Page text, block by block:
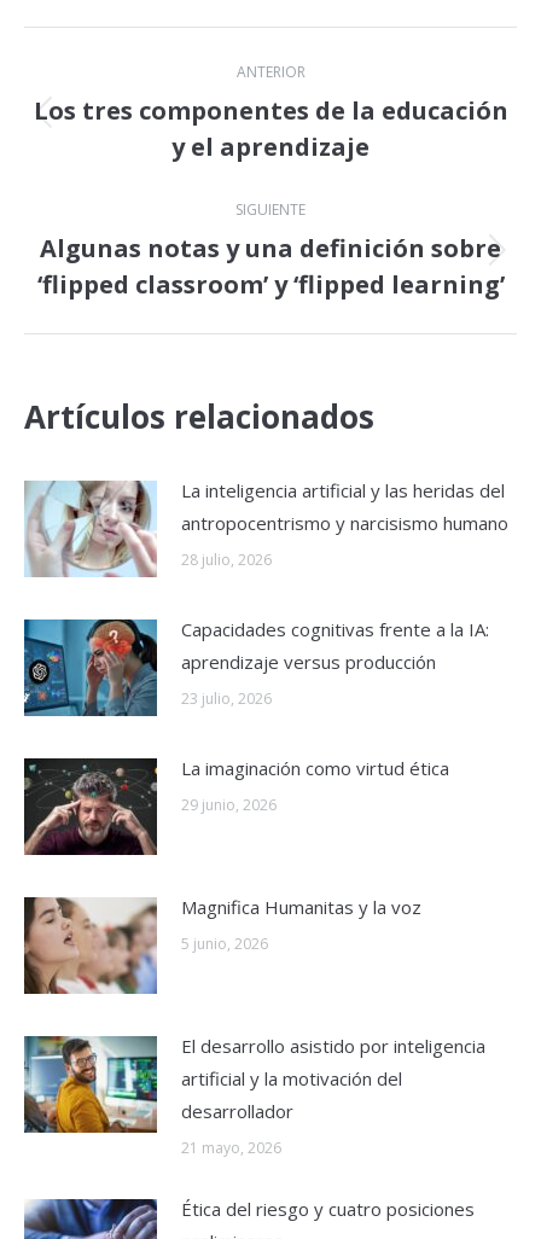
Navegación
entre
publicaciones
ANTERIOR
Publicación
anterior:
Los tres componentes de la educación
y el aprendizaje
SIGUIENTE
Publicación
siguiente:
Algunas notas y una definición sobre
‘flipped classroom’ y ‘flipped learning’
Artículos relacionados
La inteligencia artificial y las heridas del
antropocentrismo y narcisismo humano
28 julio, 2026
Capacidades cognitivas frente a la IA:
aprendizaje versus producción
23 julio, 2026
La imaginación como virtud ética
29 junio, 2026
Magnifica Humanitas y la voz
5 junio, 2026
El desarrollo asistido por inteligencia
artificial y la motivación del
desarrollador
21 mayo, 2026
Ética del riesgo y cuatro posiciones